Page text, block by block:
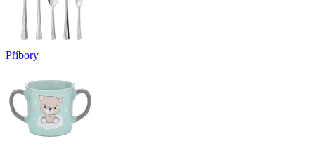
Příbory